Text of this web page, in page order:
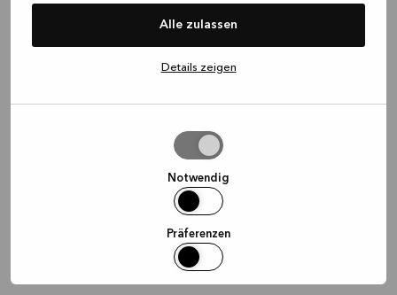
Alle zulassen
Details zeigen
Notwendig
Präferenzen